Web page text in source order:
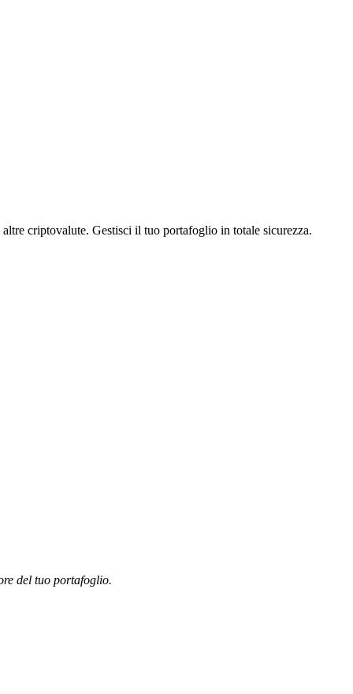
criptovalute. Gestisci il tuo portafoglio in totale sicurezza.
del tuo portafoglio.